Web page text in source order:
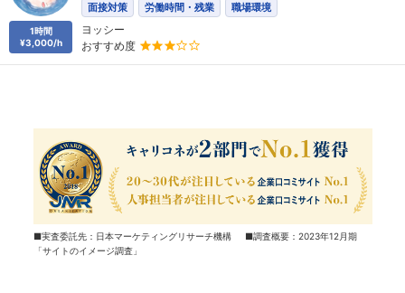
1時間
¥3,000/h
面接対策 労働時間・残業 職場環境
ヨッシー
おすすめ度
■実査委託先：日本マーケティングリサーチ機構 ■調査概要：2023年12月期
「サイトのイメージ調査」